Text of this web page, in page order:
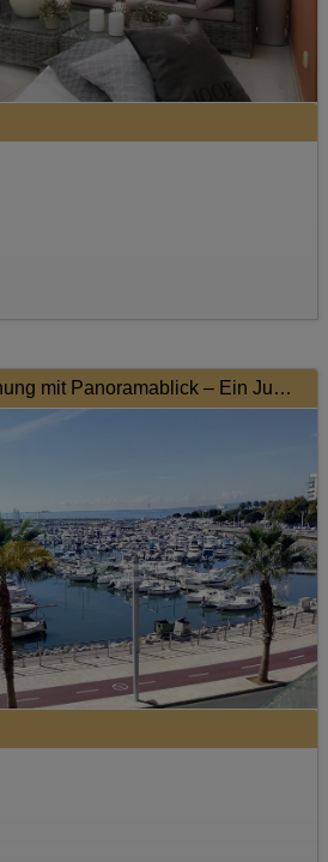
Exklusive Hafenwohnung mit Panoramablick – Ein Juwel für Liebhaber des maritimen Lebensstils